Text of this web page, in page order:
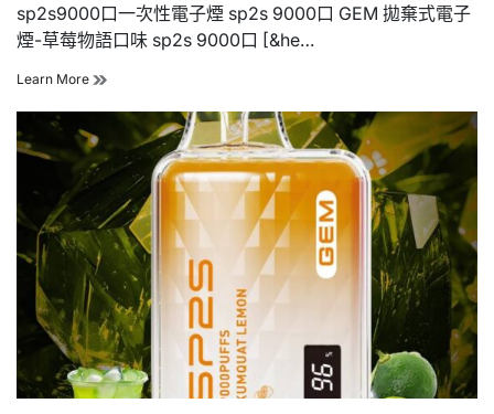
sp2s9000口一次性電子煙 sp2s 9000口 GEM 拋棄式電子
煙-草莓物語口味 sp2s 9000口 [&he…
Learn More sp2s9000
次
性
電
煙
草
莓
物
語
口
味
長
效
大